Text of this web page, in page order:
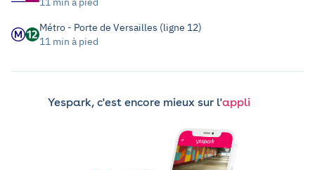
Métro - Porte de Versailles (ligne 12)
11 min à pied
Yespark, c'est encore mieux sur l'appli